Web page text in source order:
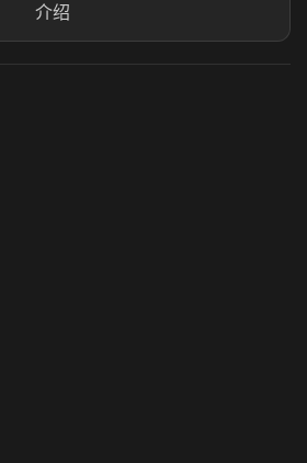
介绍